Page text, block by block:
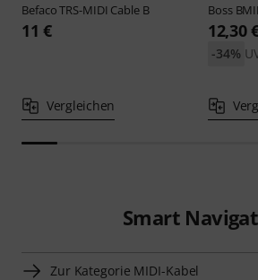
BefacoTRS-MIDI Cable B
11 €
Vergleichen
Boss
12,30
-34%
Smart
Zur Kategorie MIDI-Kabel